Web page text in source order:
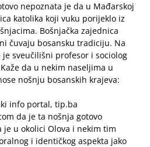
nepoznata je da u Mađarskoj
katolika koji vuku porijeklo iz
Bošnjačka zajednica
čuvaju bosansku tradiciju. Na
sveučilišni profesor i sociolog
da u nekim naseljima u
nošnju bosanskih krajeva:
info portal, tip.ba
da je ta nošnja gotovo
je u okolici Olova i nekim tim
i identičkog aspekta jako